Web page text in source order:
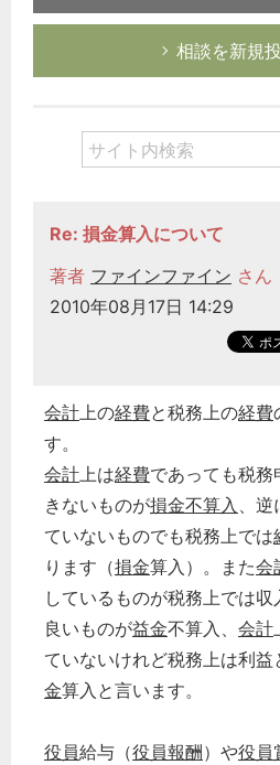
相談を新規
Re: 損金算入について
著者 ファインファイン さん
2010年08月17日 14:29
会計上の経費と税務上の経費
す。
会計上は経費であっても税務
きないものが損金不算入 、逆
ていないものでも税務上では
ります（損金算入）。また会
しているものが税務上では
良いものが益金不算入、 会計
ていないけれど税務上は利
金算入と言います。
役員給与（役員報酬）や役員